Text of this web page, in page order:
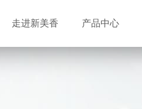
走进新美香 产品中心